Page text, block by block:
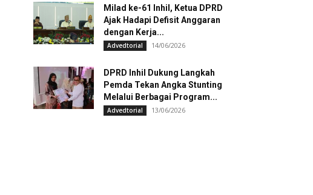
Milad ke-61 Inhil, Ketua DPRD
Ajak Hadapi Defisit Anggaran
dengan Kerja...
Advedtorial 14/06/2026
DPRD Inhil Dukung Langkah
Pemda Tekan Angka Stunting
Melalui Berbagai Program...
Advedtorial 13/06/2026